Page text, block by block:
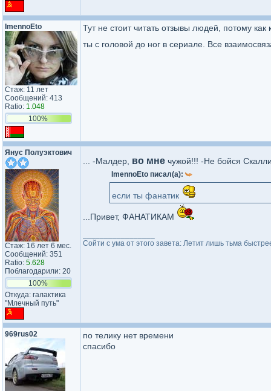
ImennoEto
Стаж: 11 лет
Сообщений: 413
Ratio: 1.048
100%
Тут не стоит читать отзывы людей, потому
ты с головой до ног в сериале. Все
Янус Полуэктович
Стаж: 16 лет 6 мес.
Сообщений: 351
Ratio: 5.628
Поблагодарили: 20
100%
Откуда: галактика
"Млечный путь"
... -Малдер, во мне чужой!!! -Не бойся
ImennoEto писал(а):
если ты фанатик
...Привет, ФАНАТИКАМ
Сойти с ума от этого завета: Летит лишь тьма
969rus02
по телику нет времени
спасибо